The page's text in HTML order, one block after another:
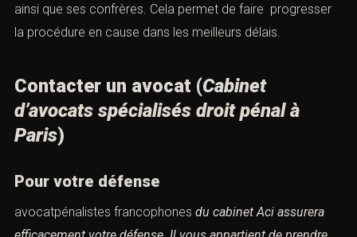
ainsi que ses confrères. Cela permet de faire progresser
la procédure en cause dans les meilleurs délais.
Contacter un avocat (Cabinet
d’avocats spécialisés droit pénal à
Paris)
Pour votre défense
avocatpénalistes francophones du cabinet Aci assurera